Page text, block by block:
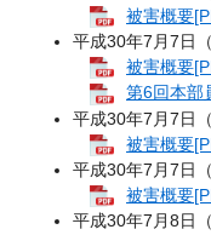
被害概要
平成30年7月7日
被害概要
第6回本部
平成30年7月7日
被害概要
平成30年7月7日
被害概要
平成30年7月8日